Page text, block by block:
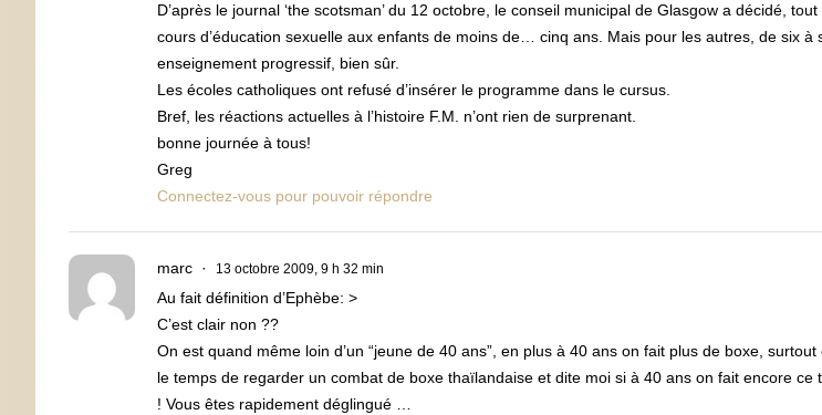
D’après le journal ‘the scotsman’ du 12 octobre, le conseil municipal de Glasgow a décidé,
cours d’éducation sexuelle aux enfants de moins de… cinq ans. Mais pour les autres, de six à
enseignement progressif, bien sûr.
Les écoles catholiques ont refusé d’insérer le programme dans le cursus.
Bref, les réactions actuelles à l’histoire F.M. n’ont rien de surprenant.
bonne journée à tous!
Greg
Connectez-vous pour pouvoir répondre
marc 13 octobre 2009, 9 h 32 min
Au fait définition d’Ephèbe: >
C’est clair non ??
On est quand même loin d’un “jeune de 40 ans”, en plus à 40 ans on fait plus de boxe,
le temps de regarder un combat de boxe thaïlandaise et dite moi si à 40 ans on fait encore ce
! Vous êtes rapidement déglingué …